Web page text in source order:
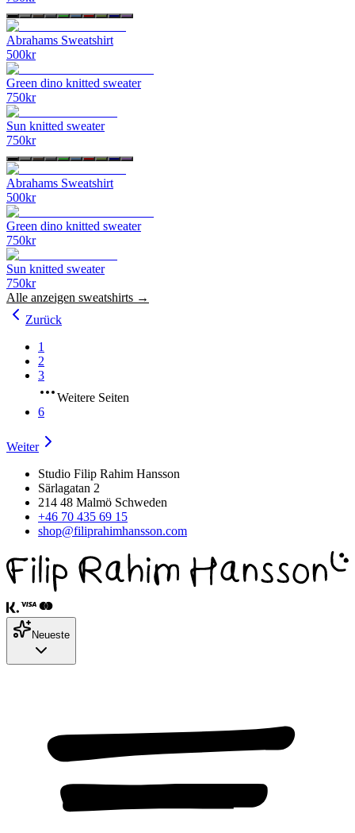
Abrahams Sweatshirt
500kr
Green dino knitted sweater
750kr
Sun knitted sweater
750kr
Abrahams Sweatshirt
500kr
Green dino knitted sweater
750kr
Sun knitted sweater
750kr
Alle anzeigen sweatshirts →
Zurück
1
2
3
Weitere Seiten
6
Weiter
Studio Filip Rahim Hansson
Särlagatan 2
214 48 Malmö Schweden
+46 70 435 69 15
shop@filiprahimhansson.com
Neueste